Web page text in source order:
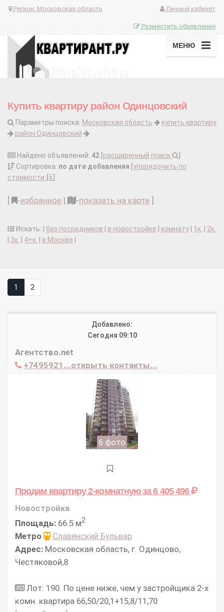
Регион: Московская область Личный кабинет
Разместить объявление
МЕНЮ
Купить квартиру район Одинцовский
Параметры поиска: Московская область
купить квартиру
район Одинцовский
Найдено объявлений: 42 расширенный поиск
Сортировка: по дате добавления упорядочить по
стоимости
-избранное | -показать на карте
Искать: | без посредников в новостройке комнату 1к.
2к.
3к. 4+к. в Москве
1 2
Добавлено:
Сегодня 09:10
Агентство.net
+7495921...открыть контакты...
6 фото
Продам квартиру 2-комнатнуюза 6 405 496
Новостройка
Площадь: 66.5 м2
Метро
Славянский Бульвар
Адрес: Московская область, г. Одинцово,
Честяковой,8
Лот: 190. По цене ниже, чем у застройщика 2-х
комн. квартира 66,50/20,1+15,8/11,70